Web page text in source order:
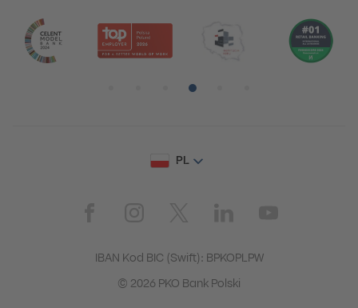
PL
© 2026 PKO Bank Polski
IBAN Kod BIC (Swift): BPKOPLPW